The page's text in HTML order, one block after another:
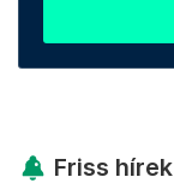
Friss hírek